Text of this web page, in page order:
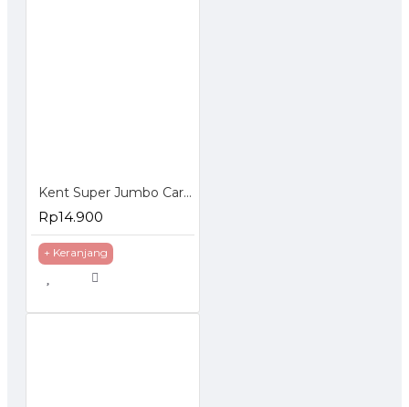
Kent Super Jumbo Car Sponge Shrink - Busa Spons Pembersih Mobil
Rp14.900
+ Keranjang